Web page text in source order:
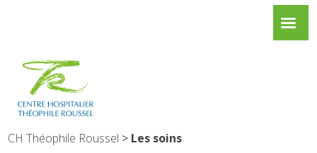
CH Théophile Roussel > Les soins